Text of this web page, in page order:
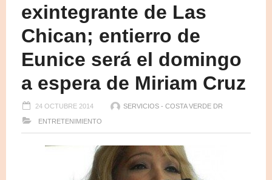
exintegrante de Las
Chican; entierro de
Eunice será el domingo
a espera de Miriam Cruz
24 OCTUBRE 2014 SERVICIOS - COSTA VERDE DR
ENTRETENIMIENTO